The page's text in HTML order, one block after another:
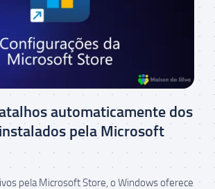
automaticamente dos
pela Microsoft
pela Microsoft Store, o Windows oferece